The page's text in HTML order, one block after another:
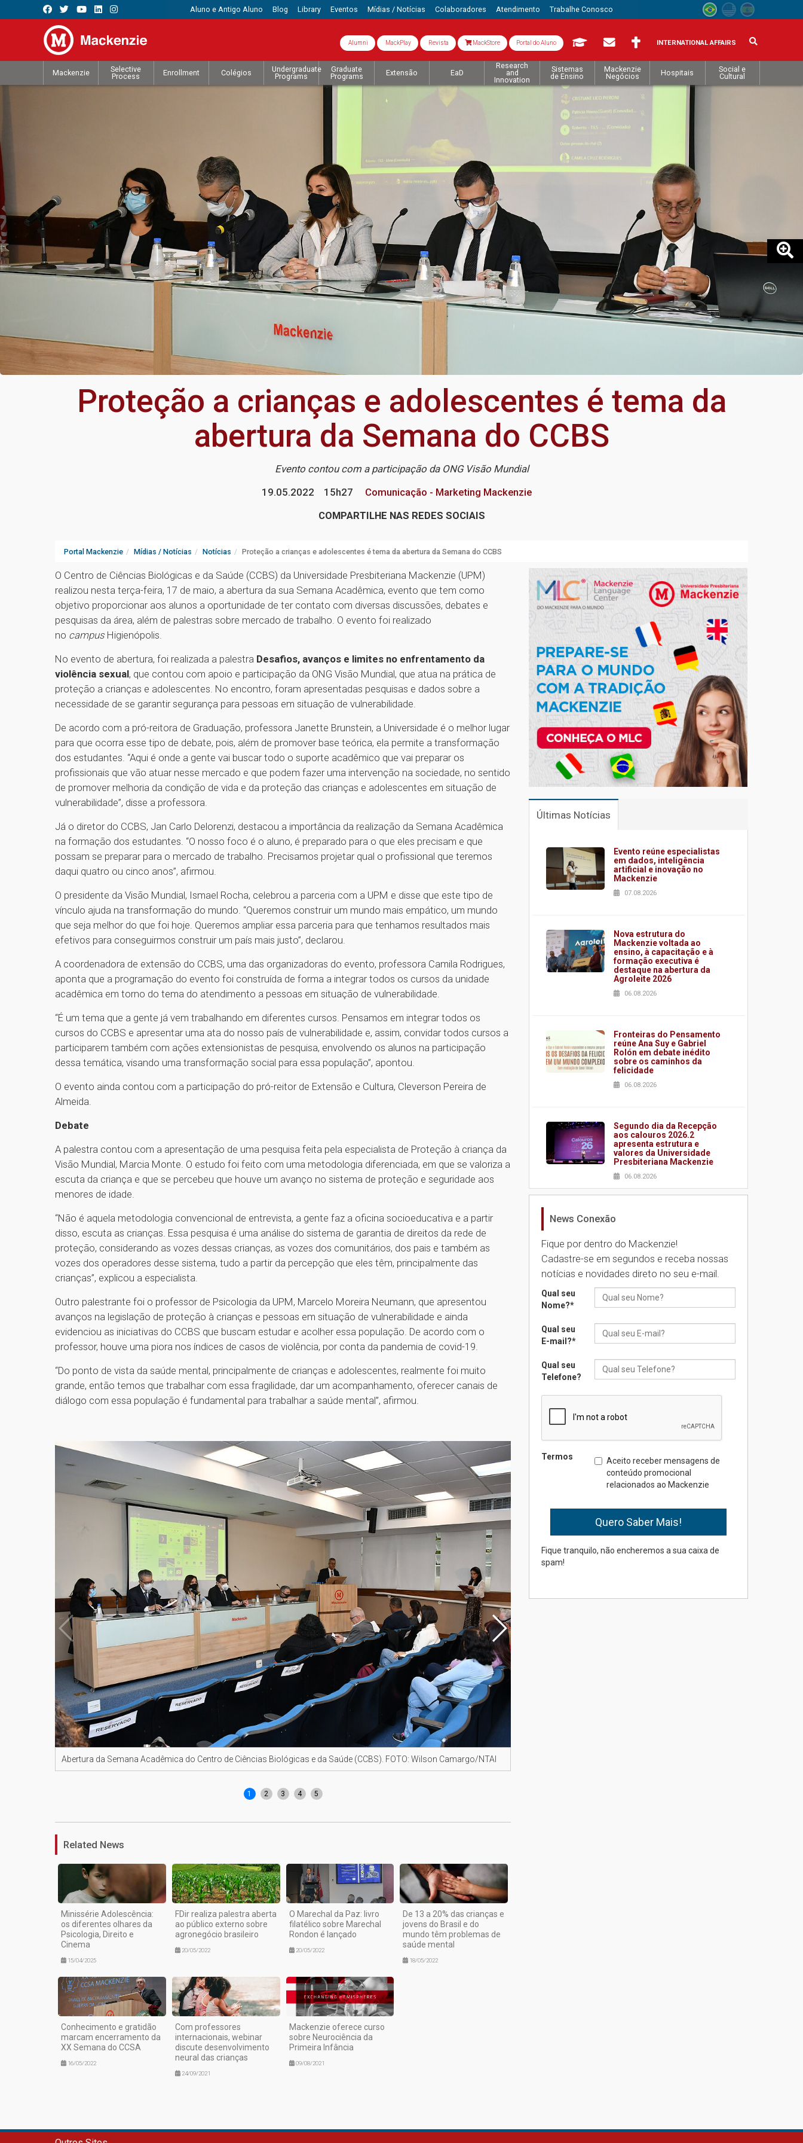
Aluno e Antigo Aluno Blog Library Eventos Mídias / Notícias Colaboradores Atendimento Trabalhe Conosco
Alumni MackPlay Revista MackStore Portal do Aluno INTERNATIONAL AFFAIRS
Mackenzie
Selective
Process
Enrollment Colégios
Undergraduate
Programs
Graduate
Programs
Extensão EaD
Research
and
Innovation
Sistemas
de Ensino
Mackenzie
Negócios
Hospitais
Social e
Cultural
Proteção a crianças e adolescentes é tema da
abertura da Semana do CCBS
Evento contou com a participação da ONG Visão Mundial
19.05.2022
15h27
Comunicação - Marketing Mackenzie
COMPARTILHE NAS REDES SOCIAIS
Portal Mackenzie Mídias / Notícias Notícias Proteção a crianças e adolescentes é tema da abertura da Semana do CCBS
O Centro de Ciências Biológicas e da Saúde (CCBS) da Universidade Presbiteriana Mackenzie (UPM)
realizou nesta terça-feira, 17 de maio, a abertura da sua Semana Acadêmica, evento que tem como
objetivo proporcionar aos alunos a oportunidade de ter contato com diversas discussões, debates e
pesquisas da área, além de palestras sobre mercado de trabalho. O evento foi realizado
no campus Higienópolis.
No evento de abertura, foi realizada a palestra Desafios, avanços e limites no enfrentamento da
violência sexual, que contou com apoio e participação da ONG Visão Mundial, que atua na prática de
proteção a crianças e adolescentes. No encontro, foram apresentadas pesquisas e dados sobre a
necessidade de se garantir segurança para pessoas em situação de vulnerabilidade.
De acordo com a pró-reitora de Graduação, professora Janette Brunstein, a Universidade é o melhor lugar
para que ocorra esse tipo de debate, pois, além de promover base teórica, ela permite a transformação
dos estudantes. “Aqui é onde a gente vai buscar todo o suporte acadêmico que vai preparar os
profissionais que vão atuar nesse mercado e que podem fazer uma intervenção na sociedade, no sentido
de promover melhoria da condição de vida e da proteção das crianças e adolescentes em situação de
vulnerabilidade”, disse a professora.
Já o diretor do CCBS, Jan Carlo Delorenzi, destacou a importância da realização da Semana Acadêmica
na formação dos estudantes. “O nosso foco é o aluno, é preparado para o que eles precisam e que
possam se preparar para o mercado de trabalho. Precisamos projetar qual o profissional que teremos
daqui quatro ou cinco anos”, afirmou.
O presidente da Visão Mundial, Ismael Rocha, celebrou a parceria com a UPM e disse que este tipo de
vínculo ajuda na transformação do mundo. “Queremos construir um mundo mais empático, um mundo
que seja melhor do que foi hoje. Queremos ampliar essa parceria para que tenhamos resultados mais
efetivos para conseguirmos construir um país mais justo”, declarou.
A coordenadora de extensão do CCBS, uma das organizadoras do evento, professora Camila Rodrigues,
aponta que a programação do evento foi construída de forma a integrar todos os cursos da unidade
acadêmica em torno do tema do atendimento a pessoas em situação de vulnerabilidade.
“É um tema que a gente já vem trabalhando em diferentes cursos. Pensamos em integrar todos os
cursos do CCBS e apresentar uma ata do nosso país de vulnerabilidade e, assim, convidar todos cursos a
participarem também com ações extensionistas de pesquisa, envolvendo os alunos na participação
dessa temática, visando uma transformação social para essa população”, apontou.
O evento ainda contou com a participação do pró-reitor de Extensão e Cultura, Cleverson Pereira de
Almeida.
Debate
A palestra contou com a apresentação de uma pesquisa feita pela especialista de Proteção à criança da
Visão Mundial, Marcia Monte. O estudo foi feito com uma metodologia diferenciada, em que se valoriza a
escuta da criança e que se percebeu que houve um avanço no sistema de proteção e seguridade aos
menores de idade.
“Não é aquela metodologia convencional de entrevista, a gente faz a oficina socioeducativa e a partir
disso, escuta as crianças. Essa pesquisa é uma análise do sistema de garantia de direitos da rede de
proteção, considerando as vozes dessas crianças, as vozes dos comunitários, dos pais e também as
vozes dos operadores desse sistema, tudo a partir da percepção que eles têm, principalmente das
crianças”, explicou a especialista.
Outro palestrante foi o professor de Psicologia da UPM, Marcelo Moreira Neumann, que apresentou
avanços na legislação de proteção à crianças e pessoas em situação de vulnerabilidade e ainda
evidenciou as iniciativas do CCBS que buscam estudar e acolher essa população. De acordo com o
professor, houve uma piora nos índices de casos de violência, por conta da pandemia de covid-19.
“Do ponto de vista da saúde mental, principalmente de crianças e adolescentes, realmente foi muito
grande, então temos que trabalhar com essa fragilidade, dar um acompanhamento, oferecer canais de
diálogo com essa população é fundamental para trabalhar a saúde mental”, afirmou.
Abertura da Semana Acadêmica do Centro de Ciências Biológicas e da Saúde (CCBS). FOTO: Wilson Camargo/NTAI
1 2 3 4 5
Related News
Minissérie Adolescência:
os diferentes olhares da
Psicologia, Direito e
Cinema
15/04/2025
FDir realiza palestra aberta
ao público externo sobre
agronegócio brasileiro
20/05/2022
O Marechal da Paz: livro
filatélico sobre Marechal
Rondon é lançado
20/05/2022
De 13 a 20% das crianças e
jovens do Brasil e do
mundo têm problemas de
saúde mental
18/05/2022
Conhecimento e gratidão
marcam encerramento da
XX Semana do CCSA
16/05/2022
Com professores
internacionais, webinar
discute desenvolvimento
neural das crianças
24/09/2021
Mackenzie oferece curso
sobre Neurociência da
Primeira Infância
09/08/2021
Últimas Notícias
Evento reúne especialistas
em dados, inteligência
artificial e inovação no
Mackenzie
07.08.2026
Nova estrutura do
Mackenzie voltada ao
ensino, à capacitação e à
formação executiva é
destaque na abertura da
Agroleite 2026
06.08.2026
Fronteiras do Pensamento
reúne Ana Suy e Gabriel
Rolón em debate inédito
sobre os caminhos da
felicidade
06.08.2026
Segundo dia da Recepção
aos calouros 2026.2
apresenta estrutura e
valores da Universidade
Presbiteriana Mackenzie
06.08.2026
Nova apresentação do
brasileira
05.08.2026
Universidade Mackenzie
realizará nova edição da
05.08.2026
Seminário discute desafios
das novas tecnologias em
04.08.2026
Mackenzie recepciona os
calouros do segundo
semestre de 2026
04.08.2026
Brasília prepara seus
estudantes para o PAS antes
mesmo do Ensino Médio
News Conexão
Fique por dentro do Mackenzie!
Cadastre-se em segundos e receba nossas
notícias e novidades direto no seu e-mail.
Qual seu
Nome?*
Qual seu
E-mail?*
Qual seu
Telefone?
Termos
Aceito receber mensagens de
conteúdo promocional
relacionados ao Mackenzie
Fique tranquilo, não encheremos a sua caixa de
spam!